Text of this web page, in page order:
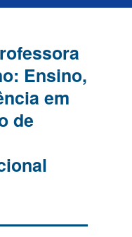
Ensino,
em
de